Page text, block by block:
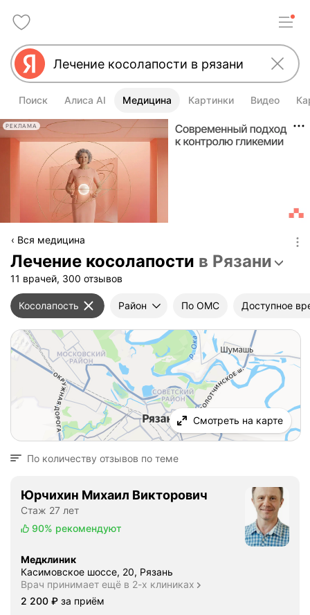
Поиск Алиса AI Медицина Картинки Видео
РЕКЛАМА
Вся медицина
Лечение косолапости в Рязани
11 врачей, 300 отзывов
Косолапость Район По ОМС Доступное
Смотреть на карте
По количеству отзывов по теме
Юрчихин Михаил Викторович
Стаж 27 лет
90% рекомендуют
Медклиник
Касимовское шоссе, 20, Рязань
Врач принимает ещё в 2-х клиниках
Цена
2200
2 200 ₽ за приём